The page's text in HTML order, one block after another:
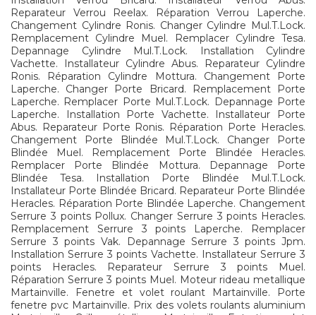
Reparateur Verrou Reelax. Réparation Verrou Laperche.
Changement Cylindre Ronis. Changer Cylindre Mul.T.Lock.
Remplacement Cylindre Muel. Remplacer Cylindre Tesa.
Depannage Cylindre Mul.T.Lock. Installation Cylindre
Vachette. Installateur Cylindre Abus. Reparateur Cylindre
Ronis. Réparation Cylindre Mottura. Changement Porte
Laperche. Changer Porte Bricard. Remplacement Porte
Laperche. Remplacer Porte Mul.T.Lock. Depannage Porte
Laperche. Installation Porte Vachette. Installateur Porte
Abus. Reparateur Porte Ronis. Réparation Porte Heracles.
Changement Porte Blindée Mul.T.Lock. Changer Porte
Blindée Muel. Remplacement Porte Blindée Heracles.
Remplacer Porte Blindée Mottura. Depannage Porte
Blindée Tesa. Installation Porte Blindée Mul.T.Lock.
Installateur Porte Blindée Bricard. Reparateur Porte Blindée
Heracles. Réparation Porte Blindée Laperche. Changement
Serrure 3 points Pollux. Changer Serrure 3 points Heracles.
Remplacement Serrure 3 points Laperche. Remplacer
Serrure 3 points Vak. Depannage Serrure 3 points Jpm.
Installation Serrure 3 points Vachette. Installateur Serrure 3
points Heracles. Reparateur Serrure 3 points Muel.
Réparation Serrure 3 points Muel. Moteur rideau metallique
Martainville. Fenetre et volet roulant Martainville. Porte
fenetre pvc Martainville. Prix des volets roulants aluminium